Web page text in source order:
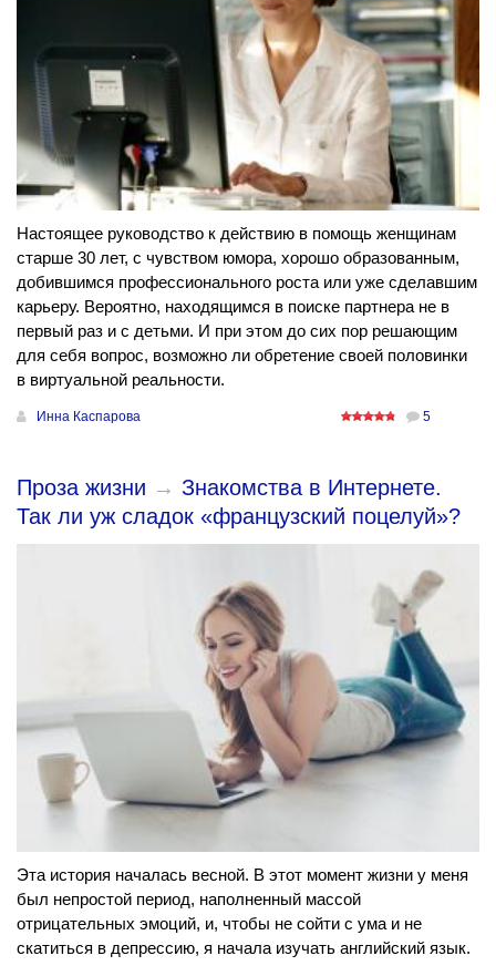
Настоящее руководство к действию в помощь женщинам
старше 30 лет, с чувством юмора, хорошо образованным,
добившимся профессионального роста или уже сделавшим
карьеру. Вероятно, находящимся в поиске партнера не в
первый раз и с детьми. И при этом до сих пор решающим
для себя вопрос, возможно ли обретение своей половинки
в виртуальной реальности.
Инна Каспарова 5
Проза жизни → Знакомства в Интернете.
Так ли уж сладок «французский поцелуй»?
Эта история началась весной. В этот момент жизни у меня
был непростой период, наполненный массой
отрицательных эмоций, и, чтобы не сойти с ума и не
скатиться в депрессию, я начала изучать английский язык.